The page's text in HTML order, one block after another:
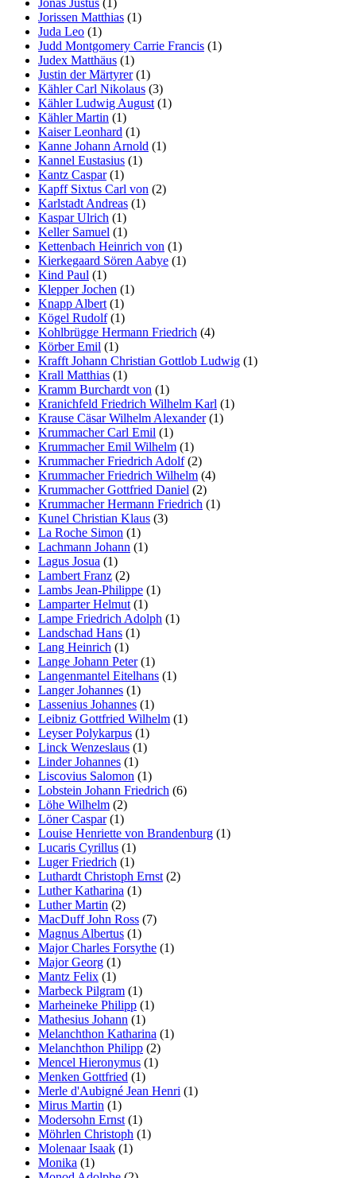
Jorissen Matthias (1)
Juda Leo (1)
Judd Montgomery Carrie Francis (1)
Judex Matthäus (1)
Justin der Märtyrer(1)
Kähler Carl Nikolaus (3)
Kähler Ludwig August (1)
Kähler Martin (1)
Kaiser Leonhard (1)
Kanne Johann Arnold (1)
Kannel Eustasius (1)
Kantz Caspar(1)
Kapff Sixtus Carl von (2)
Karlstadt Andreas (1)
Kaspar Ulrich (1)
Keller Samuel (1)
Kettenbach Heinrich von (1)
Kierkegaard Sören Aabye (1)
Kind Paul (1)
Klepper Jochen (1)
Knapp Albert (1)
Kögel Rudolf(1)
Kohlbrügge Hermann Friedrich (4)
Körber Emil (1)
Krafft Johann Christian Gottlob Ludwig (1)
Krall Matthias (1)
Kramm Burchardt von (1)
Kranichfeld Friedrich Wilhelm Karl (1)
Krause Cäsar Wilhelm Alexander(1)
Krummacher Carl Emil (1)
Krummacher Emil Wilhelm (1)
Krummacher Friedrich Adolf(2)
Krummacher Friedrich Wilhelm (4)
Krummacher Gottfried Daniel (2)
Krummacher Hermann Friedrich (1)
Kunel Christian Klaus (3)
La Roche Simon (1)
Lachmann Johann (1)
Lagus Josua (1)
Lambert Franz (2)
Lambs Jean-Philippe (1)
Lamparter Helmut (1)
Lampe Friedrich Adolph (1)
Landschad Hans (1)
Lang Heinrich (1)
Lange Johann Peter(1)
Langenmantel Eitelhans (1)
Langer Johannes (1)
Lassenius Johannes (1)
Leibniz Gottfried Wilhelm (1)
Leyser Polykarpus (1)
Linck Wenzeslaus (1)
Linder Johannes (1)
Liscovius Salomon (1)
Lobstein Johann Friedrich (6)
Löhe Wilhelm (2)
Löner Caspar(1)
Louise Henriette von Brandenburg (1)
Lucaris Cyrillus (1)
Luger Friedrich (1)
Luthardt Christoph Ernst (2)
Luther Katharina (1)
Luther Martin (2)
MacDuff John Ross (7)
Magnus Albertus (1)
Major Charles Forsythe (1)
Major Georg (1)
Mantz Felix (1)
Marbeck Pilgram (1)
Marheineke Philipp (1)
Mathesius Johann (1)
Melanchthon Katharina (1)
Melanchthon Philipp (2)
Mencel Hieronymus (1)
Menken Gottfried (1)
Merle d'Aubigné Jean Henri (1)
Mirus Martin (1)
Modersohn Ernst (1)
Möhrlen Christoph (1)
Molenaar Isaak (1)
Monika (1)